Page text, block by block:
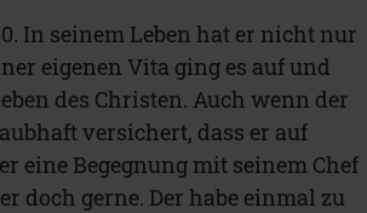
In seinem Leben hat er nicht nur
eigenen Vita ging es auf und
des Christen. Auch wenn der
versichert, dass er auf
eine Begegnung mit seinem Chef
doch gerne. Der habe einmal zu